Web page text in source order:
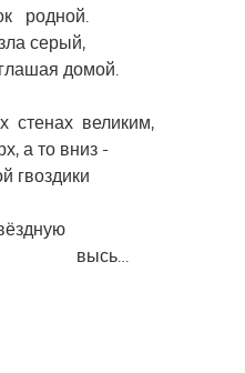
родной.
серый,
домой.
стенах великим,
а то вниз -
гвоздики